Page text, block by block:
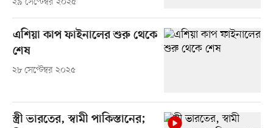
এশিয়া কাপ ফাইনালের শুরু থেকে
শেষ
২৮ সেপ্টেম্বর ২০২৫
স্ত্রী ভারতের, স্বামী পাকিস্তানের;